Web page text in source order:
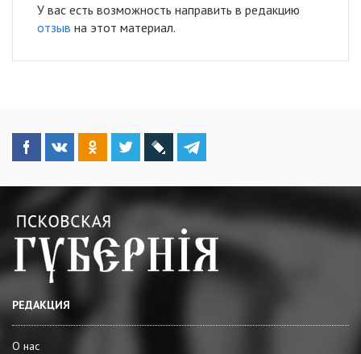
У вас есть возможность направить в редакцию
отзыв на этот материал.
РЕДАКЦИЯ
О нас